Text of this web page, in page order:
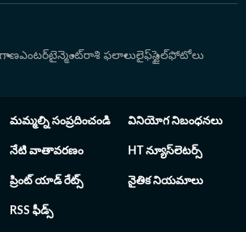
పురస్కారం పొందారు. కమ్యూనికేషన్
(MCJ) పట్టా పొందిన వీరు, కామర్స్
ప్రత్యేక గుర్తింపును తెచ్చిపెట్టింది. 2001లో
టీవీలో చేరి కెరీర్ ప్రారంభించి హైదరాబాద్
ఎంటర్‌టైన్మెంట్రాశి ఫలాలులైఫ్‌స్టైల్ఫోటోలు
మమ్మల్ని సంప్రదించండి వినియోగ నిబంధనలు
నేటి వాతావరణం HT న్యూస్‌లెటర్స్
ప్రింట్ యాడ్ రేట్స్ నైతిక నియమాలు
RSS ఫీడ్స్